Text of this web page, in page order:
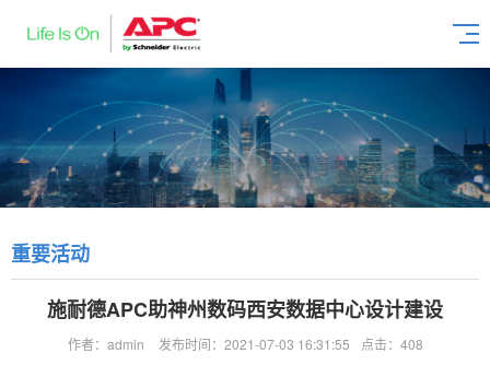
重要活动
施耐德APC助神州数码西安数据中心设计建设
作者：admin 发布时间：2021-07-03 16:31:55 点击：408